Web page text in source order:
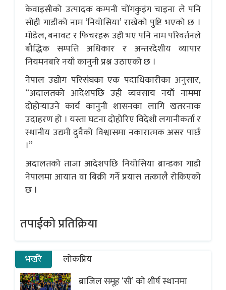
केवाइसीको उत्पादक कम्पनी चोंगकुइंग चाइना ले पनि
सोही गाडीको नाम ‘नियोसिया’ राखेको पुष्टि भएको छ ।
मोडेल, बनावट र फिचरहरू उही भए पनि नाम परिवर्तनले
बौद्धिक सम्पत्ति अधिकार र अन्तरदेशीय व्यापार
नियमनबारे नयाँ कानुनी प्रश्न उठाएको छ ।
नेपाल उद्योग परिसंघका एक पदाधिकारीका अनुसार,
“अदालतको आदेशपछि उही व्यवसाय नयाँ नाममा
दोहोर्‍याउने कार्य कानुनी शासनका लागि खतरनाक
उदाहरण हो । यस्ता घटना दोहोरिए विदेशी लगानीकर्ता र
स्थानीय उद्यमी दुवैको विश्वासमा नकारात्मक असर पार्छ
।”
अदालतको ताजा आदेशपछि नियोसिया ब्रान्डका गाडी
नेपालमा आयात वा बिक्री गर्ने प्रयास तत्कालै रोकिएको
छ ।
तपाईको प्रतिक्रिया
भर्खरै
लोकप्रिय
ब्राजिल समूह ‘सी’ को शीर्ष स्थानमा